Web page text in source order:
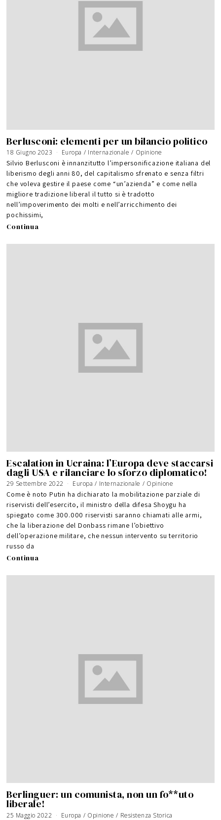
Berlusconi: elementi per un bilancio politico
18 Giugno 2023 Europa / Internazionale / Opinione
Silvio Berlusconi è innanzitutto l’impersonificazione italiana del
liberismo degli anni 80, del capitalismo sfrenato e senza filtri
che voleva gestire il paese come “un’azienda” e come nella
migliore tradizione liberal il tutto si è tradotto
nell’impoverimento dei molti e nell’arricchimento dei
pochissimi,
Continua
Escalation in Ucraina: l’Europa deve staccarsi
dagli USA e rilanciare lo sforzo diplomatico!
29 Settembre 2022 Europa / Internazionale / Opinione
Come è noto Putin ha dichiarato la mobilitazione parziale di
riservisti dell’esercito, il ministro della difesa Shoygu ha
spiegato come 300.000 riservisti saranno chiamati alle armi,
che la liberazione del Donbass rimane l’obiettivo
dell’operazione militare, che nessun intervento su territorio
russo da
Continua
Berlinguer: un comunista, non un fo**uto
liberale!
25 Maggio 2022 Europa / Opinione / Resistenza Storica